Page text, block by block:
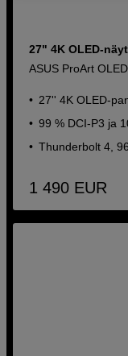
27" 4K OLED-
ASUS ProArt
27'' 4K OLED-
99 % DCI-P3 ja
Thunderbolt 4,
1 490 EUR